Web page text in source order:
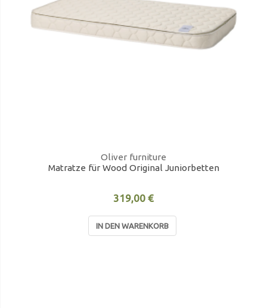
Oliver furniture
Matratze für Wood Original Juniorbetten
319,00 €
IN DEN WARENKORB